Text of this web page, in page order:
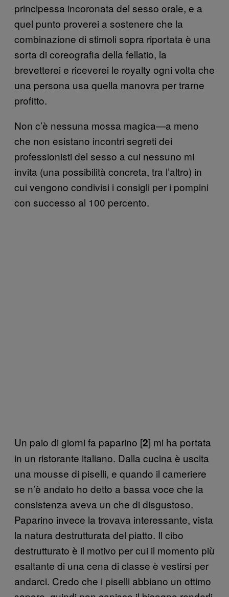
principessa incoronata del sesso orale, e a
quel punto proverei a sostenere che la
combinazione di stimoli sopra riportata è una
sorta di coreografia della fellatio, la
brevetterei e riceverei le royalty ogni volta che
una persona usa quella manovra per trarne
profitto.
Non c’è nessuna mossa magica—a meno
che non esistano incontri segreti dei
professionisti del sesso a cui nessuno mi
invita (una possibilità concreta, tra l’altro) in
cui vengono condivisi i consigli per i pompini
con successo al 100 percento.
Un paio di giorni fa paparino [2] mi ha portata
in un ristorante italiano. Dalla cucina è uscita
una mousse di piselli, e quando il cameriere
se n’è andato ho detto a bassa voce che la
consistenza aveva un che di disgustoso.
Paparino invece la trovava interessante, vista
la natura destrutturata del piatto. Il cibo
destrutturato è il motivo per cui il momento più
esaltante di una cena di classe è vestirsi per
andarci. Credo che i piselli abbiano un ottimo